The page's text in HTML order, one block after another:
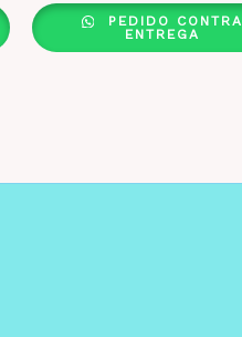
PEDIDO CONTRA
ENTREGA